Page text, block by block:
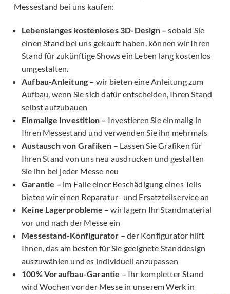
Messestand bei uns kaufen:
Lebenslanges kostenloses 3D-Design – sobald Sie
einen Stand bei uns gekauft haben, können wir Ihren
Stand für zukünftige Shows ein Leben lang kostenlos
umgestalten.
Aufbau-Anleitung – wir bieten eine Anleitung zum
Aufbau, wenn Sie sich dafür entscheiden, Ihren Stand
selbst aufzubauen
Einmalige Investition – Investieren Sie einmalig in
Ihren Messestand und verwenden Sie ihn mehrmals
Austausch von Grafiken – Lassen Sie Grafiken für
Ihren Stand von uns neu ausdrucken und gestalten
Sie ihn bei jeder Messe neu
Garantie – im Falle einer Beschädigung eines Teils
bieten wir einen Reparatur- und Ersatzteilservice an
Keine Lagerprobleme – wir lagern Ihr Standmaterial
vor und nach der Messe ein
Messestand-Konfigurator – der Konfigurator hilft
Ihnen, das am besten für Sie geeignete Standdesign
auszuwählen und es individuell anzupassen
100% Voraufbau-Garantie – Ihr kompletter Stand
wird Wochen vor der Messe in unserem Werk in